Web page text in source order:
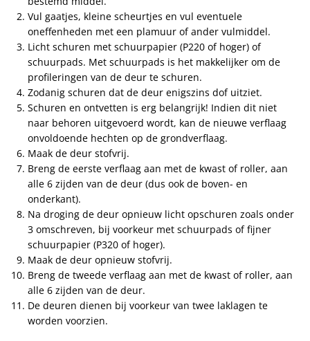
Vul gaatjes, kleine scheurtjes en vul eventuele
oneffenheden met een plamuur of ander vulmiddel.
Licht schuren met schuurpapier (P220 of hoger) of
schuurpads. Met schuurpads is het makkelijker om de
profileringen van de deur te schuren.
Zodanig schuren dat de deur enigszins dof uitziet.
Schuren en ontvetten is erg belangrijk! Indien dit niet
naar behoren uitgevoerd wordt, kan de nieuwe verflaag
onvoldoende hechten op de grondverflaag.
Maak de deur stofvrij.
Breng de eerste verflaag aan met de kwast of roller, aan
alle 6 zijden van de deur (dus ook de boven- en
onderkant).
Na droging de deur opnieuw licht opschuren zoals onder
3 omschreven, bij voorkeur met schuurpads of fijner
schuurpapier (P320 of hoger).
Maak de deur opnieuw stofvrij.
Breng de tweede verflaag aan met de kwast of roller, aan
alle 6 zijden van de deur.
De deuren dienen bij voorkeur van twee laklagen te
worden voorzien.